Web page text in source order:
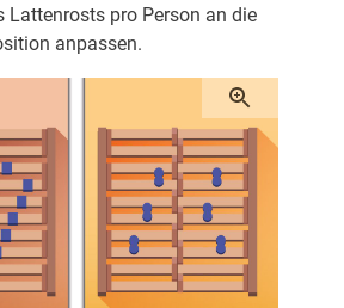
Lattenrosts pro Person an die
anpassen.